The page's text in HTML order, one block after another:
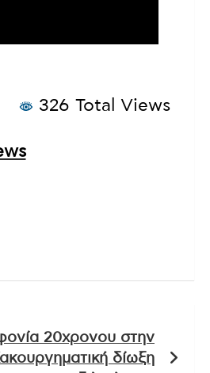
326 Total Views
20χρονου στην
δίωξη